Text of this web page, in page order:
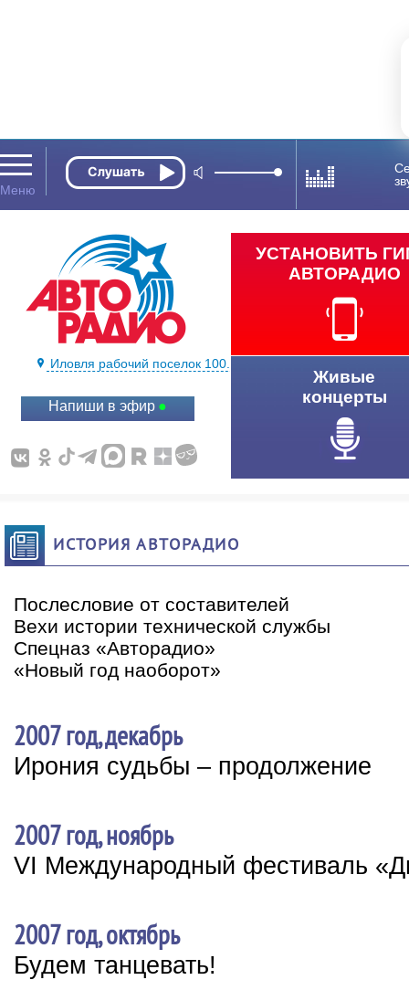
Иловля рабочий поселок 100.8 FM
Напиши в эфир
УСТАНОВИТЬ
АВТОРАДИО
Живые
концерты
ИСТОРИЯ АВТОРАДИО
Послесловие от составителей
Вехи истории технической службы
Спецназ «Авторадио»
«Новый год наоборот»
2007 год, декабрь
Ирония судьбы – продолжение
2007 год, ноябрь
VI Международный фестиваль
2007 год, октябрь
Будем танцевать!